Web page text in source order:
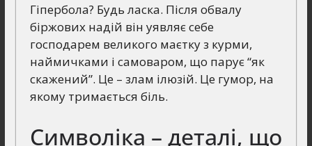
Гіпербола? Будь ласка. Після обвалу
біржових надій він уявляє себе
господарем великого маєтку з курми,
наймичками і самоваром, що парує “як
скажений”. Це – злам ілюзій. Це гумор, на
якому тримається біль.
Символіка – деталі, що